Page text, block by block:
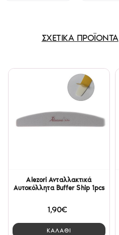
ΣΧΕΤΙΚΑ ΠΡΟΪΟΝΤΑ
Alezori Ανταλλακτικά
Αυτοκόλλητα Buffer Ship 1pcs
1,90€
ΚΑΛΑΘΙ